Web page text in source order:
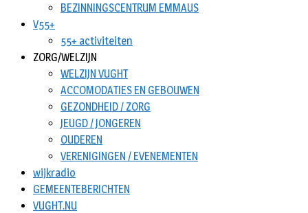
BEZINNINGSCENTRUM EMMAUS
V55+
55+ activiteiten
ZORG/WELZIJN
WELZIJN VUGHT
ACCOMODATIES EN GEBOUWEN
GEZONDHEID / ZORG
JEUGD / JONGEREN
OUDEREN
VERENIGINGEN / EVENEMENTEN
wijkradio
GEMEENTEBERICHTEN
VUGHT.NU